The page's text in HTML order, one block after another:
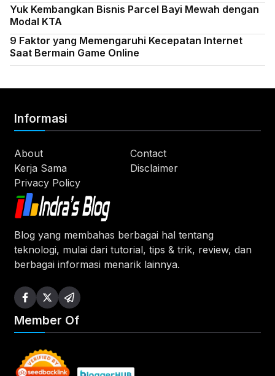
Yuk Kembangkan Bisnis Parcel Bayi Mewah dengan
Modal KTA
9 Faktor yang Memengaruhi Kecepatan Internet
Saat Bermain Game Online
Blog yang membahas berbagai hal tentang
teknologi, mulai dari tutorial, tips & trik, review, dan
berbagai informasi menarik lainnya.
Informasi
About
Contact
Kerja Sama
Disclaimer
Privacy Policy
Member Of